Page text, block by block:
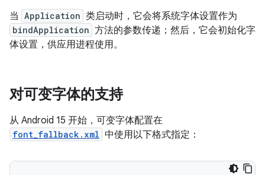
当 Application 类启动时，它会将系统字体设置作为
bindApplication 方法的参数传递；然后，它会初始化字
体设置，供应用进程使用。
对可变字体的支持
从 Android 15 开始，可变字体配置在
font_fallback.xml 中使用以下格式指定：